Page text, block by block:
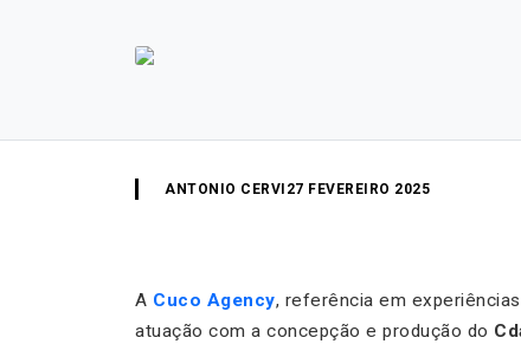
ANTONIO CERVI 27 FEVEREIRO 2025
A Cuco Agency, referência em
atuação com a concepção e produção do